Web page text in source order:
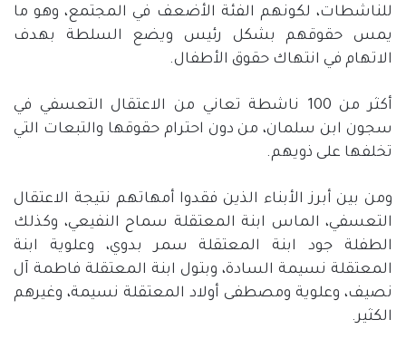
للناشطات، لكونهم الفئة الأضعف في المجتمع، وهو ما
يمس حقوقهم بشكل رئيس ويضع السلطة بهدف
الاتهام في انتهاك حقوق الأطفال.
أكثر من 100 ناشطة تعاني من الاعتقال التعسفي في
سجون ابن سلمان، من دون احترام حقوقها والتبعات التي
تخلفها على ذويهم.
ومن بين أبرز الأبناء الذين فقدوا أمهاتهم نتيجة الاعتقال
التعسفي، الماس ابنة المعتقلة سماح النفيعي، وكذلك
الطفلة جود ابنة المعتقلة سمر بدوي، وعلوية ابنة
المعتقلة نسيمة السادة، وبتول ابنة المعتقلة فاطمة آل
نصيف، وعلوية ومصطفى أولاد المعتقلة نسيمة، وغيرهم
الكثير.